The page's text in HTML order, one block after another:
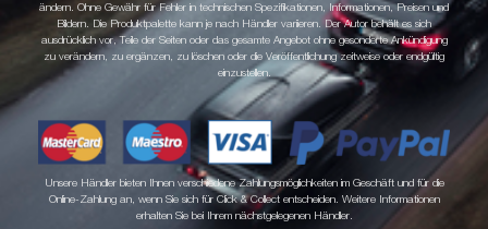
ändern. Ohne Gewähr für Fehler in technischen Spezifikationen, Informationen, Preisen und
Bildern. Die Produktpalette kann je nach Händler variieren. Der Autor behält es sich
ausdrücklich vor, Teile der Seiten oder das gesamte Angebot ohne gesonderte Ankündigung
zu verändern, zu ergänzen, zu löschen oder die Veröffentlichung zeitweise oder endgültig
einzustellen.
Unsere Händler bieten Ihnen verschiedene Zahlungsmöglichkeiten im Geschäft und für die
Online-Zahlung an, wenn Sie sich für Click & Collect entscheiden. Weitere Informationen
erhalten Sie bei Ihrem nächstgelegenen Händler.